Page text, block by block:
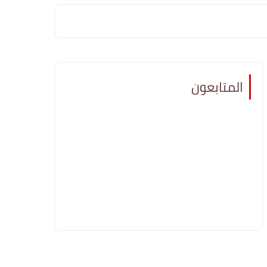
المتابعون